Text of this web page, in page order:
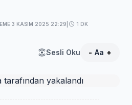
3 KASIM 2025 22:29 1 DK
Sesli Oku - Aa +